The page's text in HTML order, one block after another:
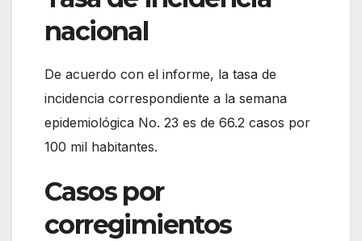
nacional
De acuerdo con el informe, la tasa de
incidencia correspondiente a la semana
epidemiológica No. 23 es de 66.2 casos por
100 mil habitantes.
Casos por
corregimientos